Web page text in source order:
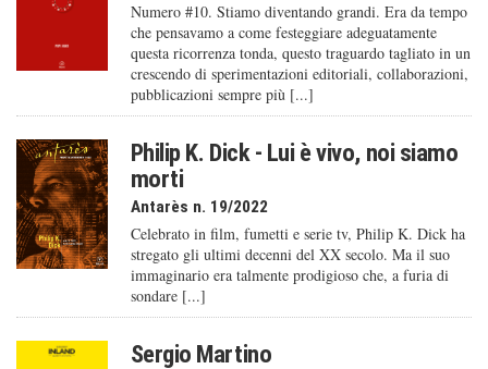
Numero #10. Stiamo diventando grandi. Era da tempo
che pensavamo a come festeggiare adeguatamente
questa ricorrenza tonda, questo traguardo tagliato in un
crescendo di sperimentazioni editoriali, collaborazioni,
pubblicazioni sempre più [...]
Philip K. Dick - Lui è vivo, noi siamo
morti
Antarès n. 19/2022
Celebrato in film, fumetti e serie tv, Philip K. Dick ha
stregato gli ultimi decenni del XX secolo. Ma il suo
immaginario era talmente prodigioso che, a furia di
sondare [...]
Sergio Martino